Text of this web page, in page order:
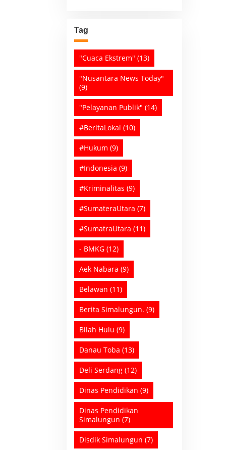
Tag
"Cuaca Ekstrem" (13)
"Nusantara News Today"
(9)
"Pelayanan Publik" (14)
#BeritaLokal (10)
#Hukum (9)
#Indonesia (9)
#Kriminalitas (9)
#SumateraUtara (7)
#SumatraUtara (11)
- BMKG (12)
Aek Nabara (9)
Belawan (11)
Berita Simalungun. (9)
Bilah Hulu (9)
Danau Toba (13)
Deli Serdang (12)
Dinas Pendidikan (9)
Dinas Pendidikan
Simalungun (7)
Disdik Simalungun (7)